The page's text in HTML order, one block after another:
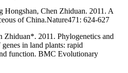
Hongshan, Chen Zhiduan. 2011. A
of China.Nature471: 624-627
2011. Phylogenetics and
in land plants: rapid
function. BMC Evolutionary